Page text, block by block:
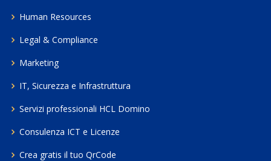
Human Resources
Legal & Compliance
Marketing
IT, Sicurezza e Infrastruttura
Servizi professionali HCL Domino
Consulenza ICT e Licenze
Crea gratis il tuo QrCode